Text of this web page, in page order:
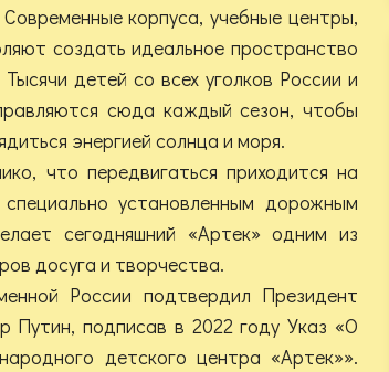
корпуса, учебные центры,
создать идеальное пространство
детей со всех уголков России и
сюда каждый сезон, чтобы
энергией солнца и моря.
что передвигаться приходится на
установленным дорожным
сегодняшний «Артек» одним из
досуга и творчества.
России подтвердил Президент
Путин, подписав в 2022 году Указ «О
детского центра «Артек»».